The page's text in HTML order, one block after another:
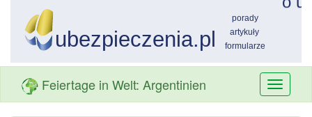
Feiertage in Welt: Argentinien